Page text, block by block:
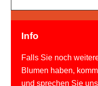
Info
Falls Sie noch
Blumen haben,
und sprechen Sie